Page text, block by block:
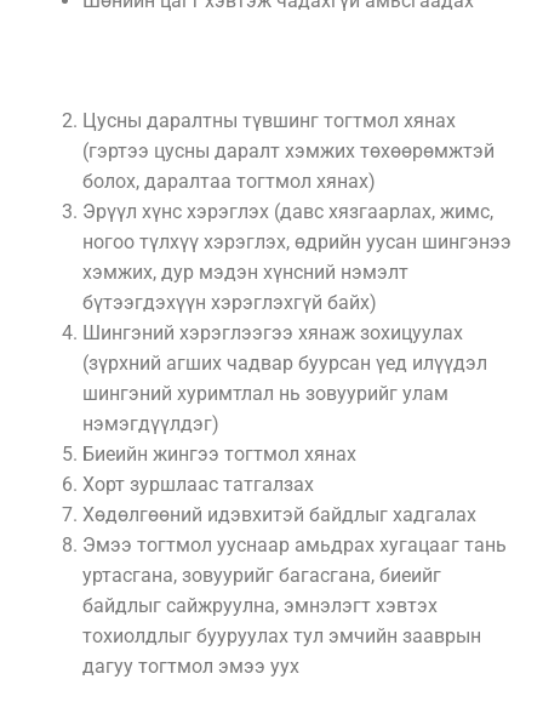
Цусны даралтны түвшинг тогтмол хянах
(гэртээ цусны даралт хэмжих төхөөрөмжтэй
болох, даралтаа тогтмол хянах)
Эрүүл хүнс хэрэглэх (давс хязгаарлах, жимс,
ногоо түлхүү хэрэглэх, өдрийн уусан шингэнээ
хэмжих, дур мэдэн хүнсний нэмэлт
бүтээгдэхүүн хэрэглэхгүй байх)
Шингэний хэрэглээгээ хянаж зохицуулах
(зүрхний агших чадвар буурсан үед илүүдэл
шингэний хуримтлал нь зовуурийг улам
нэмэгдүүлдэг)
Биеийн жингээ тогтмол хянах
Хорт зуршлаас татгалзах
Хөдөлгөөний идэвхитэй байдлыг хадгалах
Эмээ тогтмол ууснаар амьдрах хугацааг тань
уртасгана, зовуурийг багасгана, биеийг
байдлыг сайжруулна, эмнэлэгт хэвтэх
тохиолдлыг бууруулах тул эмчийн зааврын
дагуу тогтмол эмээ уух